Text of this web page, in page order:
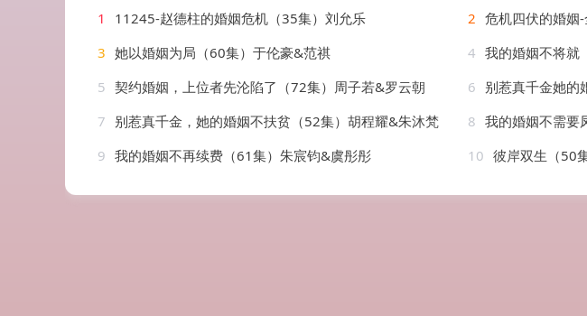
1 11245-赵德柱的婚姻危机（35集）刘允乐 2 危机四伏的婚姻
3 她以婚姻为局（60集）于伦豪&范祺 4 我的婚姻不将就
5 契约婚姻，上位者先沦陷了（72集）周子若&罗云朝 6 别惹真千金她的
7 别惹真千金，她的婚姻不扶贫（52集）胡程耀&朱沐梵 8 我的婚姻不需要
9 我的婚姻不再续费（61集）朱宸钧&虞彤彤 10 彼岸双生（50